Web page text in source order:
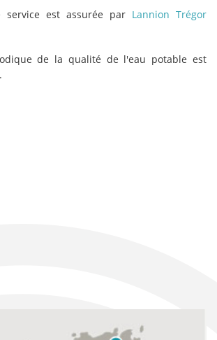
service est assurée par Lannion Trégor
de la qualité de l'eau potable est